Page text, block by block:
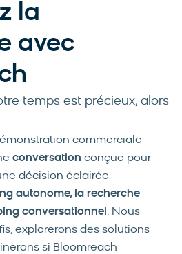
la
avec
temps est précieux, alors
commerciale
conversation conçue pour
décision éclairée
autonome, la recherche
conversationnel . Nous
explorerons des solutions
si Bloomreach